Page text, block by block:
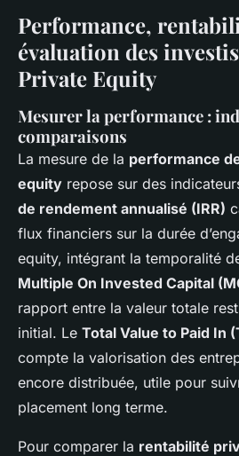
Performance,
évaluation des
Private Equity
Mesurer la performance :
comparaisons
La mesure de la performance
equity repose sur des
de rendement annualisé (IRR)
flux financiers sur la durée
equity, intégrant la temporalité
Multiple On Invested Capital
rapport entre la valeur totale
initial. Le Total Value to Paid In
compte la valorisation des
encore distribuée, utile pour
placement long terme.
Pour comparer la rentabilité